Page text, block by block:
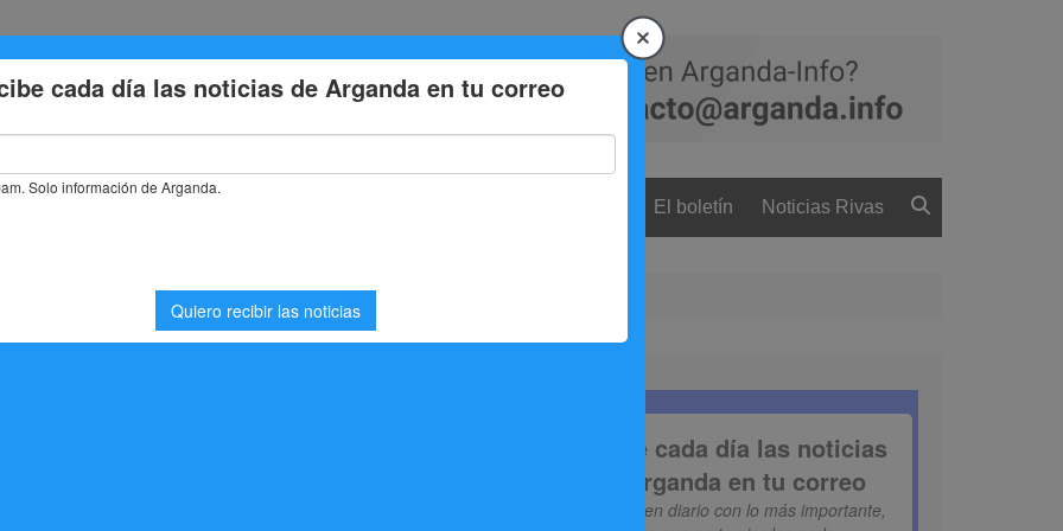
El boletín Noticias Rivas
buscando. Quizá pueda ayudarte una búsqueda.